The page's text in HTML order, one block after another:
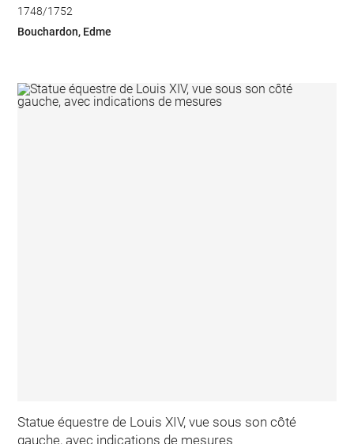
1748/1752
Bouchardon, Edme
Statue équestre de Louis XIV, vue sous son côté
gauche, avec indications de mesures